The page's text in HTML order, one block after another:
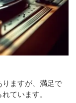
ますが、満足で
ています。